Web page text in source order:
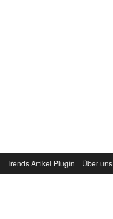
Trends Artikel Plugin Über uns